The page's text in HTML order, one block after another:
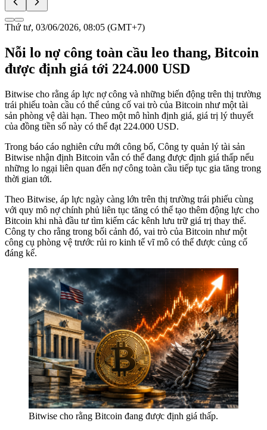
Thứ tư, 03/06/2026, 08:05 (GMT+7)
Nỗi lo nợ công toàn cầu leo thang, Bitcoin
được định giá tới 224.000 USD
Bitwise cho rằng áp lực nợ công và những biến động trên thị trường
trái phiếu toàn cầu có thể củng cố vai trò của Bitcoin như một tài
sản phòng vệ dài hạn. Theo một mô hình định giá, giá trị lý thuyết
của đồng tiền số này có thể đạt 224.000 USD.
Trong báo cáo nghiên cứu mới công bố, Công ty quản lý tài sản
Bitwise nhận định Bitcoin vẫn có thể đang được định giá thấp nếu
những lo ngại liên quan đến nợ công toàn cầu tiếp tục gia tăng trong
thời gian tới.
Theo Bitwise, áp lực ngày càng lớn trên thị trường trái phiếu cùng
với quy mô nợ chính phủ liên tục tăng có thể tạo thêm động lực cho
Bitcoin khi nhà đầu tư tìm kiếm các kênh lưu trữ giá trị thay thế.
Công ty cho rằng trong bối cảnh đó, vai trò của Bitcoin như một
công cụ phòng vệ trước rủi ro kinh tế vĩ mô có thể được củng cố
đáng kể.
Bitwise cho rằng Bitcoin đang được định giá thấp.